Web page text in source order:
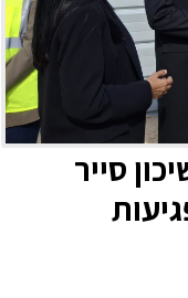
סייר
את כל
הנדרש".